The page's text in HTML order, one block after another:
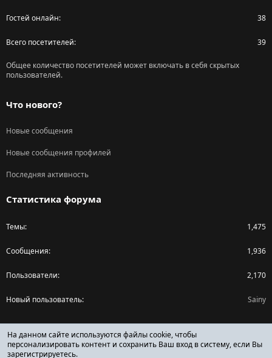
Гостей онлайн 38
Всего посетителей 39
Общее количество посетителей может включать в себя скрытых
пользователей.
Что нового?
Новые сообщения
Новые сообщения профилей
Последняя активность
Статистика форума
Темы 1,475
Сообщения 1,936
Пользователи 2,170
Новый пользователь Sainy
Поделиться страницей
Facebook
X (Twitter)
Reddit
На данном сайте используются файлы cookie, чтобы
персонализировать контент и сохранить Ваш вход в систему, если Вы
зарегистрируетесь.